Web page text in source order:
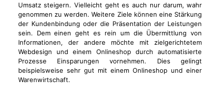
Umsatz steigern. Vielleicht geht es auch nur darum, wahr
genommen zu werden. Weitere Ziele können eine Stärkung
der Kundenbindung oder die Präsentation der Leistungen
sein. Dem einen geht es rein um die Übermittlung von
Informationen, der andere möchte mit zielgerichtetem
Webdesign und einem Onlineshop durch automatisierte
Prozesse Einsparungen vornehmen. Dies gelingt
beispielsweise sehr gut mit einem Onlineshop und einer
Warenwirtschaft.